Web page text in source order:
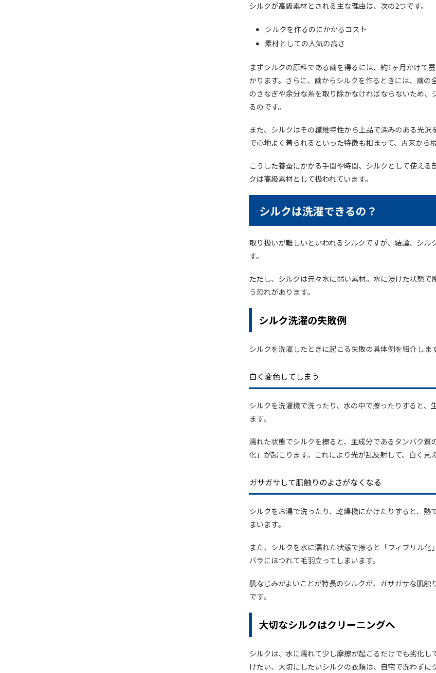
シルクが高級素材とされる主な理由は、次の2つです。
シルクを作るのにかかるコスト
素材としての人気の高さ
まずシルクの原料である繭を得るには、約1ヶ月かけて
かります。さらに、繭からシルクを作るときには、繭の
のさなぎや余分な糸を取り除かなければならないため
るのです。
また、シルクはその繊維特性から上品で深みのある光沢
で心地よく着られるといった特徴も相まって、古来から
こうした養蚕にかかる手間や時間、シルクとして使え
クは高級素材として扱われています。
シルクは洗濯できるの？
取り扱いが難しいといわれるシルクですが、結論、シル
す。
ただし、シルクは元々水に弱い素材。水に浸けた状態で
う恐れがあります。
シルク洗濯の失敗例
シルクを洗濯したときに起こる失敗の具体例を紹介します
白く変色してしまう
シルクを洗濯機で洗ったり、水の中で擦ったりすると、
ます。
濡れた状態でシルクを擦ると、主成分であるタンパク質
化」が起こります。これにより光が乱反射して、白く見
ガサガサして肌触りのよさがなくなる
シルクをお湯で洗ったり、乾燥機にかけたりすると、熱
まいます。
また、シルクを水に濡れた状態で擦ると「フィブリル化
バラにほつれて毛羽立ってしまいます。
肌なじみがよいことが特長のシルクが、ガサガサな肌触
です。
大切なシルクはクリーニングへ
シルクは、水に濡れて少し摩擦が起こるだけでも劣化
けたい、大切にしたいシルクの衣類は、自宅で洗わずに